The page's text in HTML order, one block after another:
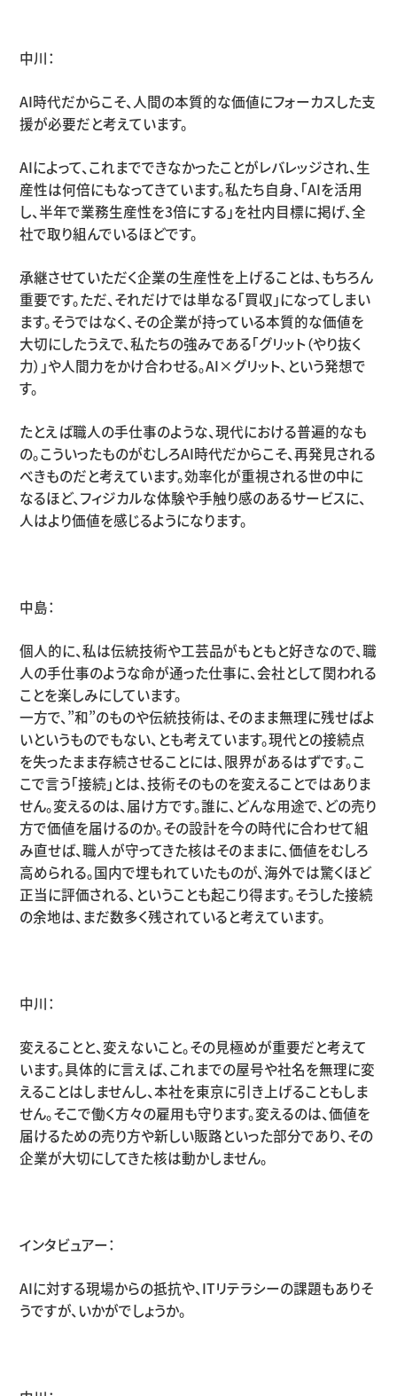
中川：
AI時代だからこそ、人間の本質的な価値にフォーカスした支
援が必要だと考えています。
AIによって、これまでできなかったことがレバレッジされ、生
産性は何倍にもなってきています。私たち自身、「AIを活用
し、半年で業務生産性を3倍にする」を社内目標に掲げ、全
社で取り組んでいるほどです。
承継させていただく企業の生産性を上げることは、もちろん
重要です。ただ、それだけでは単なる「買収」になってしまい
ます。そうではなく、その企業が持っている本質的な価値を
大切にしたうえで、私たちの強みである「グリット（やり抜く
力）」や人間力をかけ合わせる。AI×グリット、という発想で
す。
たとえば職人の手仕事のような、現代における普遍的なも
の。こういったものがむしろAI時代だからこそ、再発見される
べきものだと考えています。効率化が重視される世の中に
なるほど、フィジカルな体験や手触り感のあるサービスに、
人はより価値を感じるようになります。
中島：
個人的に、私は伝統技術や工芸品がもともと好きなので、職
人の手仕事のような命が通った仕事に、会社として関われる
ことを楽しみにしています。
一方で、”和”のものや伝統技術は、そのまま無理に残せばよ
いというものでもない、とも考えています。現代との接続点
を失ったまま存続させることには、限界があるはずです。こ
こで言う「接続」とは、技術そのものを変えることではありま
せん。変えるのは、届け方です。誰に、どんな用途で、どの売り
方で価値を届けるのか。その設計を今の時代に合わせて組
み直せば、職人が守ってきた核はそのままに、価値をむしろ
高められる。国内で埋もれていたものが、海外では驚くほど
正当に評価される、ということも起こり得ます。そうした接続
の余地は、まだ数多く残されていると考えています。
中川：
変えることと、変えないこと。その見極めが重要だと考えて
います。具体的に言えば、これまでの屋号や社名を無理に変
えることはしませんし、本社を東京に引き上げることもしま
せん。そこで働く方々の雇用も守ります。変えるのは、価値を
届けるための売り方や新しい販路といった部分であり、その
企業が大切にしてきた核は動かしません。
インタビュアー：
AIに対する現場からの抵抗や、ITリテラシーの課題もありそ
うですが、いかがでしょうか。